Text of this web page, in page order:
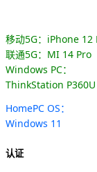
移动5G：iPhone 12
联通5G：MI 14 Pro
Windows PC：
ThinkStation P360U
HomePC OS：
Windows 11
认证